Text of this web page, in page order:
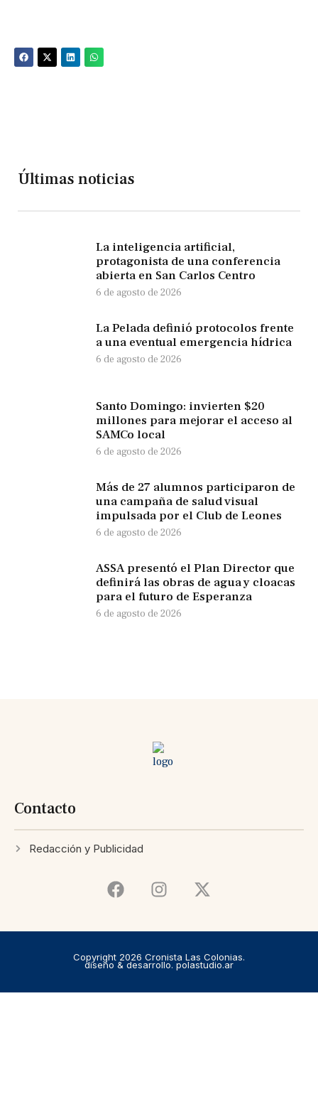
Últimas noticias
La inteligencia artificial,
protagonista de una conferencia
abierta en San Carlos Centro
6 de agosto de 2026
La Pelada definió protocolos frente
a una eventual emergencia hídrica
6 de agosto de 2026
Santo Domingo: invierten $20
millones para mejorar el acceso al
SAMCo local
6 de agosto de 2026
Más de 27 alumnos participaron de
una campaña de salud visual
impulsada por el Club de Leones
6 de agosto de 2026
ASSA presentó el Plan Director que
definirá las obras de agua y cloacas
para el futuro de Esperanza
6 de agosto de 2026
Contacto
Redacción y Publicidad
Copyright 2026 Cronista Las Colonias.
diseño & desarrollo. polastudio.ar